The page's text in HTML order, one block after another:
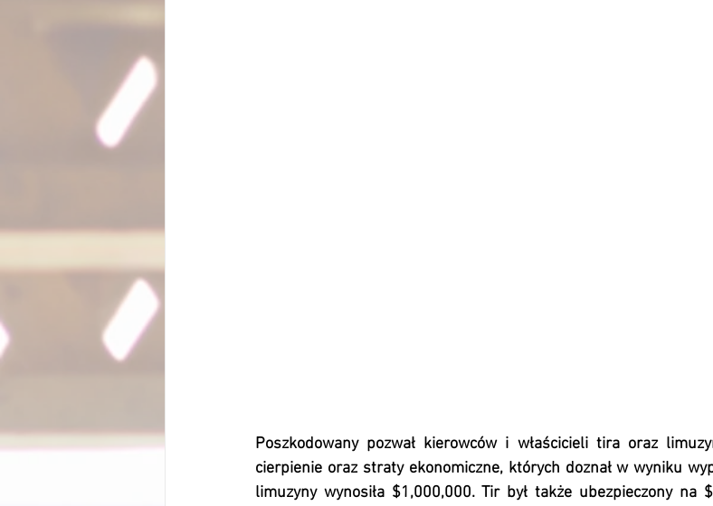
Poszkodowany pozwał kierowców i właścicieli tira oraz
cierpienie oraz straty ekonomiczne, których doznał w wyniku
limuzyny wynosiła $1,000,000. Tir był także ubezpieczony na